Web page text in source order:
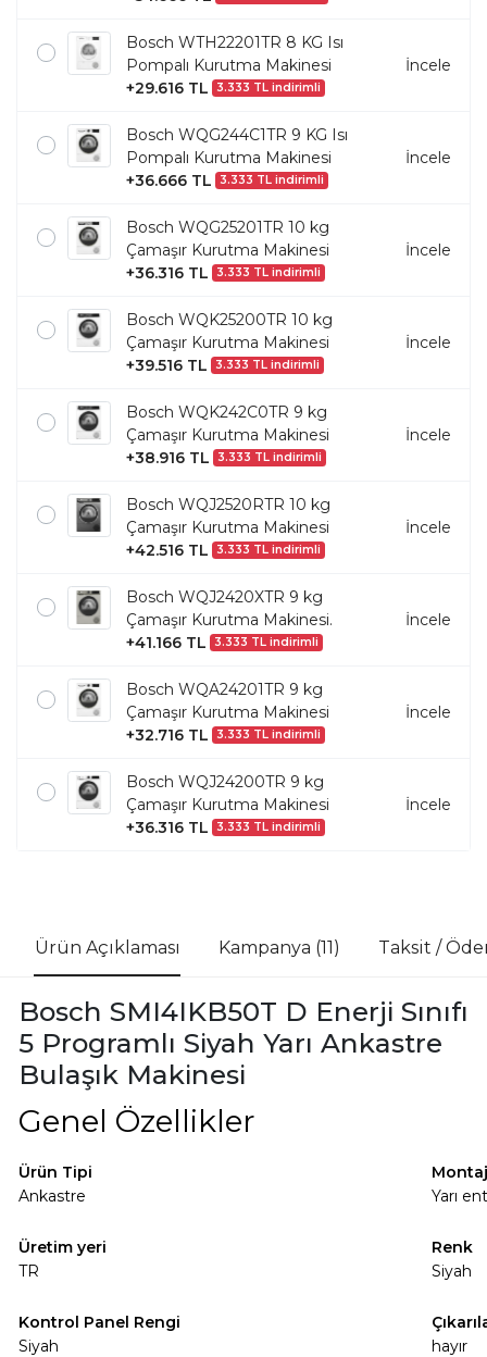
Bosch WTH22201TR 8 KG Isı
Pompalı Kurutma Makinesi
+29.616 TL
3.333 TL indirimli
İncele
Bosch WQG244C1TR 9 KG Isı
Pompalı Kurutma Makinesi
+36.666 TL
3.333 TL indirimli
İncele
Bosch WQG25201TR 10 kg
Çamaşır Kurutma Makinesi
+36.316 TL
3.333 TL indirimli
İncele
Bosch WQK25200TR 10 kg
Çamaşır Kurutma Makinesi
+39.516 TL
3.333 TL indirimli
İncele
Bosch WQK242C0TR 9 kg
Çamaşır Kurutma Makinesi
+38.916 TL
3.333 TL indirimli
İncele
Bosch WQJ2520RTR 10 kg
Çamaşır Kurutma Makinesi
+42.516 TL
3.333 TL indirimli
İncele
Bosch WQJ2420XTR 9 kg
Çamaşır Kurutma Makinesi.
+41.166 TL
3.333 TL indirimli
İncele
Bosch WQA24201TR 9 kg
Çamaşır Kurutma Makinesi
+32.716 TL
3.333 TL indirimli
İncele
Bosch WQJ24200TR 9 kg
Çamaşır Kurutma Makinesi
+36.316 TL
3.333 TL indirimli
İncele
Ürün Açıklaması Kampanya (11) Taksit /
Bosch SMI4IKB50T D Enerji Sınıfı
5 Programlı Siyah Yarı Ankastre
Bulaşık Makinesi
Genel Özellikler
Ürün Tipi
Ankastre
Yarı
Üretim yeri
TR
Renk
Siyah
Kontrol Panel Rengi
Siyah
hayır